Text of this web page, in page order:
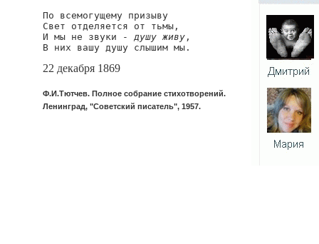
По всемогущему призыву
Свет отделяется от тьмы,
И мы не звуки - душу живу ,
В них вашу душу слышим мы.
22 декабря 1869
Ф.И.Тютчев. Полное собрание стихотворений.
Ленинград, "Советский писатель", 1957.